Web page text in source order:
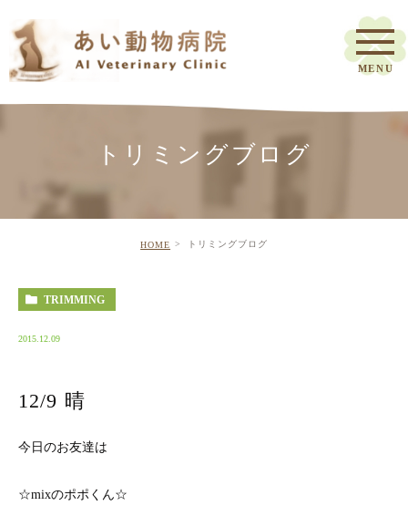
トリミングブログ
HOME トリミングブログ
TRIMMING
2015.12.09
12/9 晴
今日のお友達は
☆mixのポポくん☆